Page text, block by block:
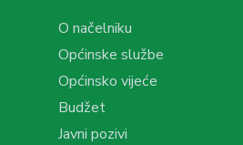
O načelniku
Općinske službe
Općinsko vijeće
Budžet
Javni pozivi